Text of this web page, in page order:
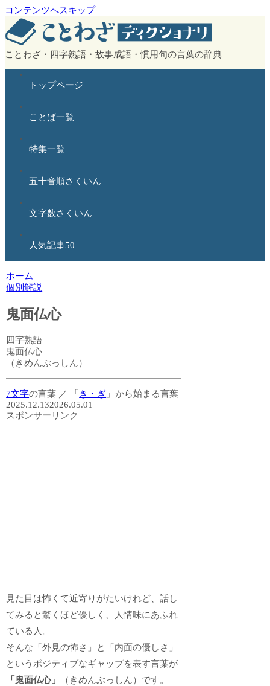
コンテンツへスキップ
ことわざ・四字熟語・故事成語・慣用句の言葉の辞典
トップページ
ことば一覧
特集一覧
五十音順さくいん
文字数さくいん
人気記事50
ホーム
個別解説
鬼面仏心
四字熟語
鬼面仏心
（きめんぶっしん）
7文字の言葉 ／ 「 き・ぎ 」から始まる言葉
2025.12.132026.05.01
スポンサーリンク
見た目は怖くて近寄りがたいけれど、話し
てみると驚くほど優しく、人情味にあふれ
ている人。
そんな「外見の怖さ」と「内面の優しさ」
というポジティブなギャップを表す言葉が
「鬼面仏心」
（きめんぶっしん）です。